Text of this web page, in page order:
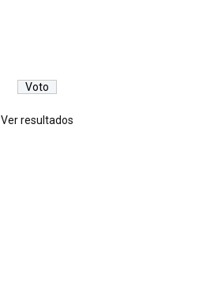
Ver resultados